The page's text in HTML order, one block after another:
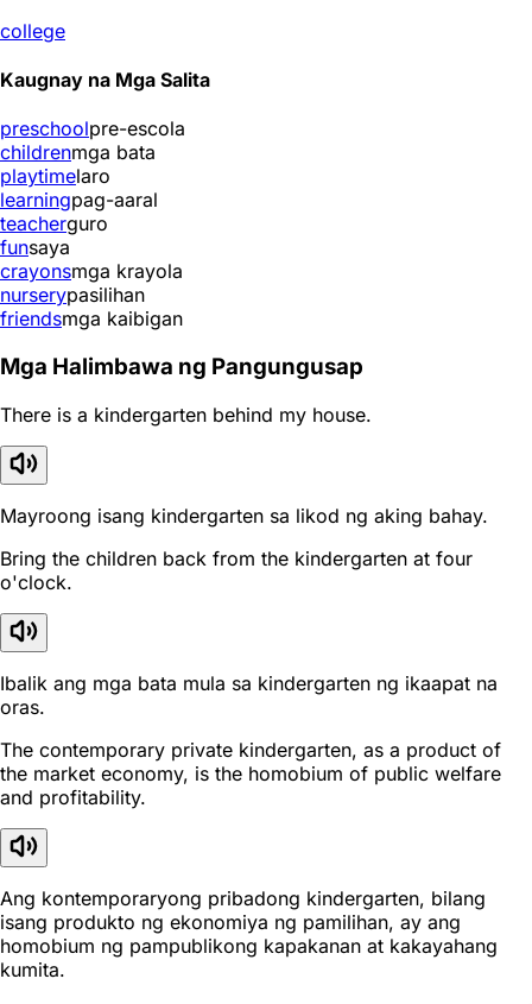
college
Kaugnay na Mga Salita
preschoolpre-escola
childrenmga bata
playtimelaro
learningpag-aaral
teacherguro
funsaya
crayonsmga krayola
nurserypasilihan
friendsmga kaibigan
Mga Halimbawa ng Pangungusap
There is a kindergarten behind my house.
Mayroong isang kindergarten sa likod ng aking bahay.
Bring the children back from the kindergarten at four
o'clock.
Ibalik ang mga bata mula sa kindergarten ng ikaapat na
oras.
The contemporary private kindergarten, as a product of
the market economy, is the homobium of public welfare
and profitability.
Ang kontemporaryong pribadong kindergarten, bilang
isang produkto ng ekonomiya ng pamilihan, ay ang
homobium ng pampublikong kapakanan at kakayahang
kumita.